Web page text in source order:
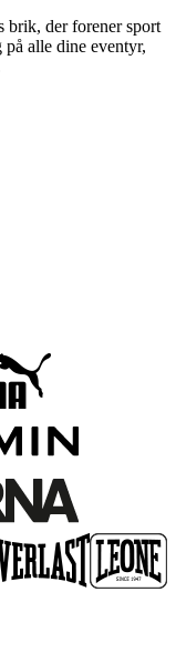
brik, der forener sport
alle dine eventyr,